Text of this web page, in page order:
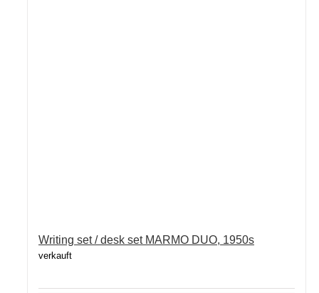
Writing set / desk set MARMO DUO, 1950s
verkauft